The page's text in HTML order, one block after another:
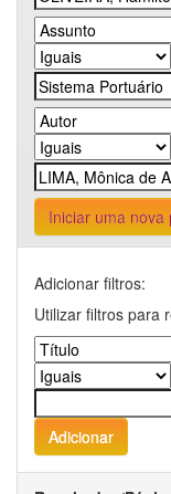
Iniciar uma nova
Adicionar filtros:
Utilizar filtros para